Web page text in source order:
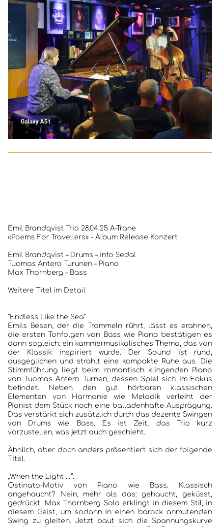
Emil Brandqvist Trio 28.04.25 A-Trane
«Poems For Travellers» - Album Release Konzert
Emil Brandqvist – Drums – info Sedal
Tuomas Antero Turunen – Piano
Max Thornberg – Bass
Weitere Titel im Detail
“Endless Like the Sea”
Emils Besen, der die Trommeln rührt, lässt es erahnen,
die ersten Tonfolgen von Bass wie Piano bestätigen es
dann sogleich: ein kammermusikalisches Thema, das von
der Klassik inspiriert wurde. Der Sound ist rund,
ausgeglichen und strahlt eine kompakte Ruhe aus. Die
Stimmführung liegt beim romantisch klingenden Piano
von Tuomas Antero Turnen, dessen Spiel sich im Fokus
befindet. Neben den gut hörbaren klassischen
Elementen von Harmonie wie Melodik verleiht der
Pianist dem Stück noch eine balladenhafte Ausprägung.
Das verstärkt sich zusätzlich durch das dezente Swingen
von Drums wie Bass. Es ist Zeit, das Trio kurz
vorzustellen, was jetzt auch geschieht.
Ähnlich, aber doch anders präsentiert sich der folgende
Titel.
„When the Light …“.
Ostinato-Motiv von Piano wie Bass. Klassisch
angehaucht? Nein, mehr als das: gehaucht, geküsst,
gedrückt. Max Thornberg Solo erklingt in diesem Stil, in
diesem Geist, um sodann in einen barock anmutenden
Swing zu gleiten. Jetzt baut sich die Spannungskurve